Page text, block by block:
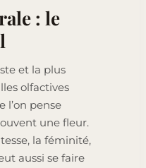
: le
et la plus
olfactives
l’on pense
une fleur.
la féminité,
aussi se faire